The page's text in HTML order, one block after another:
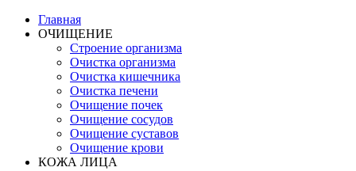
Главная
ОЧИЩЕНИЕ
Строение организма
Очистка организма
Очистка кишечника
Очистка печени
Очищение почек
Очищение сосудов
Очищение суставов
Очищение крови
КОЖА ЛИЦА